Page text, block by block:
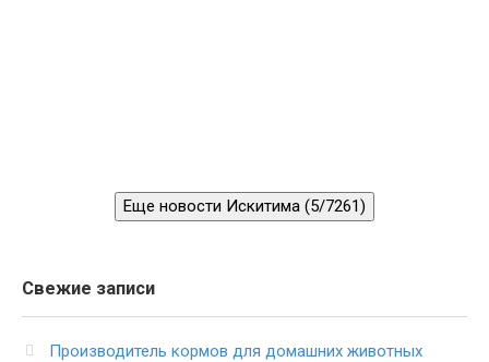
Еще новости Искитима (5/7261)
Свежие записи
Производитель кормов для домашних животных